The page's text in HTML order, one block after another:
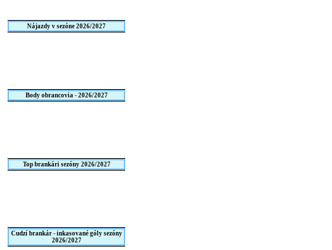
Nájazdy v sezóne 2026/2027
Body obrancovia - 2026/2027
Top brankári sezóny 2026/2027
Cudzí brankár - inkasované góly sezóny
2026/2027